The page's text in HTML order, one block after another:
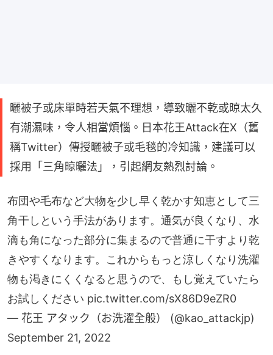
曬被子或床單時若天氣不理想，導致曬不乾或晾太久
有潮濕味，令人相當煩惱。日本花王Attack在X（舊
稱Twitter）傳授曬被子或毛毯的冷知識，建議可以
採用「三角晾曬法」，引起網友熱烈討論。
布団や毛布など大物を少し早く乾かす知恵として三
角干しという手法があります。通気が良くなり、水
滴も角になった部分に集まるので普通に干すより乾
きやすくなります。これからもっと涼しくなり洗濯
物も渇きにくくなると思うので、もし覚えていたら
お試しください pic.twitter.com/sX86D9eZR0
— 花王 アタック（お洗濯全般） (@kao_attackjp)
September 21, 2022